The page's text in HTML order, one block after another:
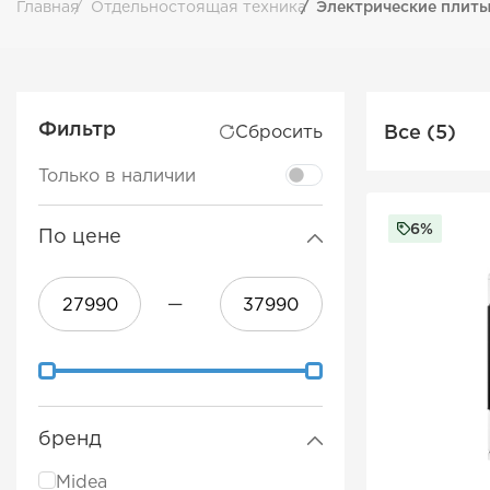
Главная Отдельностоящая техника Электрические
Фильтр Сбросить
Только в наличии
По цене
—
бренд
Midea
Все (5)
6%